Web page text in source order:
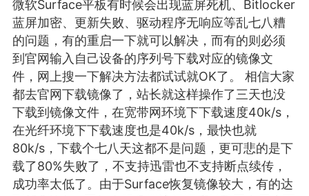
手机 系统 网站
游戏 兴趣 美图
问答 闲谈 官方
微软Surface平板有时候会出现蓝屏死机、Bitlocker
蓝屏加密、更新失败、驱动程序无响应等乱七八糟
的问题，有的重启一下就可以解决，而有的则必须
到官网输入自己设备的序列号下载对应的镜像文
件，网上搜一下解决方法都试试就OK了。 相信大家
都去官网下载镜像了，站长就这样操作了三天也没
下载到镜像文件，在宽带网环境下下载速度40k/s，
在光纤环境下下载速度也是40k/s，最快也就
80k/s，下载个七八天这都不是问题，更可悲的是下
载了80%失败了，不支持迅雷也不支持断点续传，
成功率太低了。由于Surface恢复镜像较大，有的达